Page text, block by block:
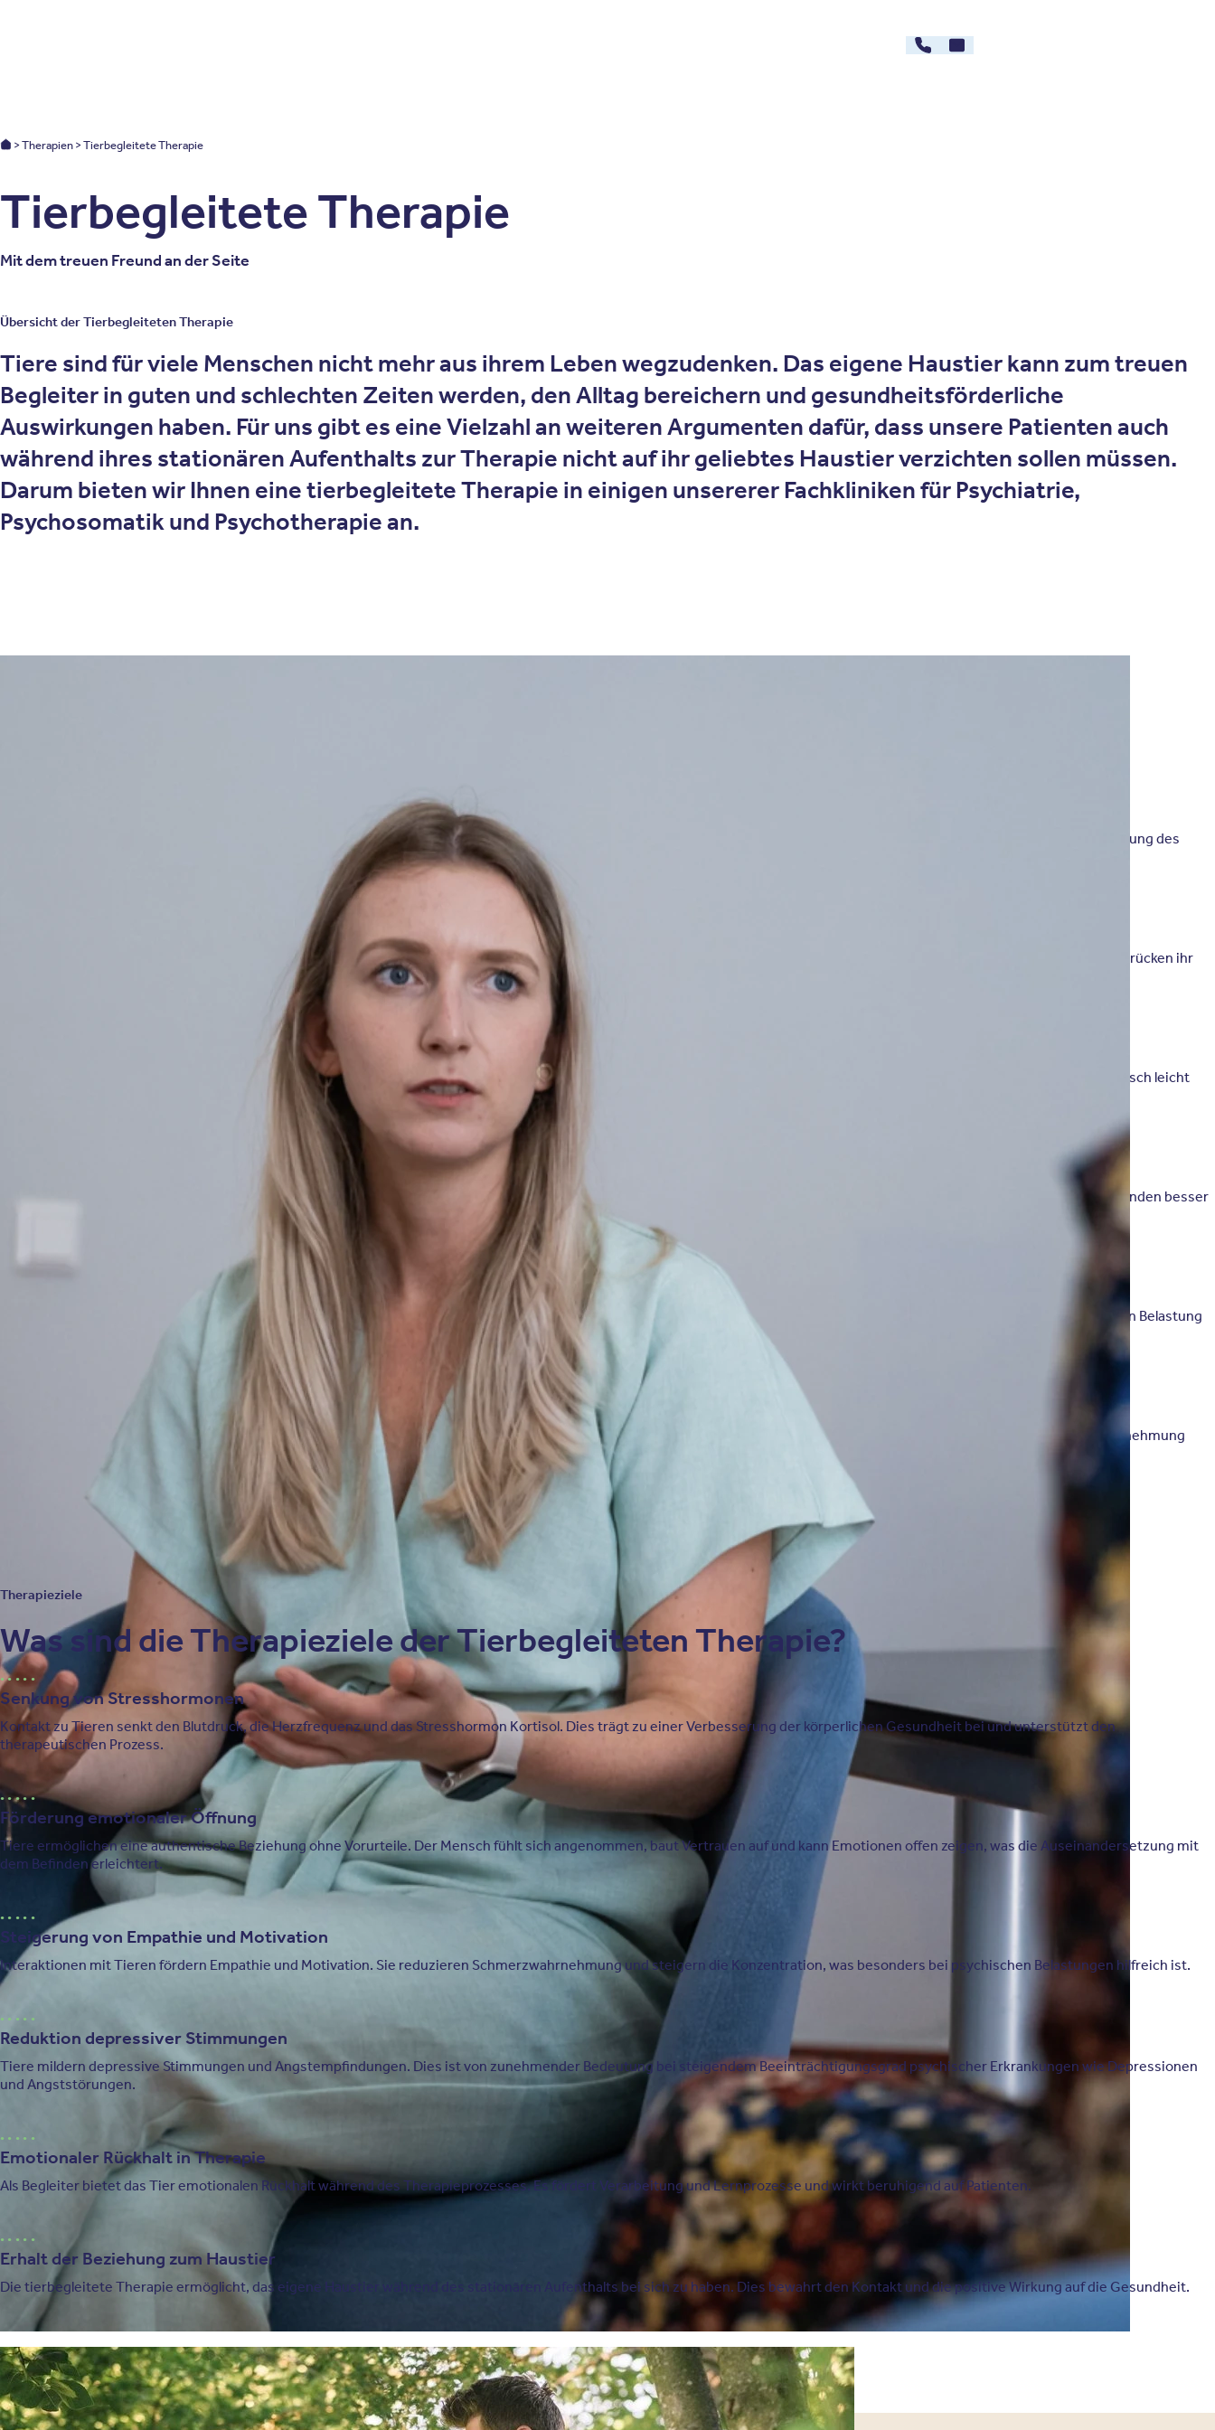
030 - 26478607
Kontakt
Oberberg Kliniken: Startseite
Therapien Tierbegleitete Therapie
Tierbegleitete Therapie
Mit dem treuen Freund an der Seite
Übersicht der Tierbegleiteten Therapie
Tiere sind für viele Menschen nicht mehr aus ihrem Leben wegzudenken. Das eigene Haustier kann zum treuen
Begleiter in guten und schlechten Zeiten werden, den Alltag bereichern und gesundheitsförderliche
Auswirkungen haben. Für uns gibt es eine Vielzahl an weiteren Argumenten dafür, dass unsere Patienten auch
während ihres stationären Aufenthalts zur Therapie nicht auf ihr geliebtes Haustier verzichten sollen müssen.
Darum bieten wir Ihnen eine tierbegleitete Therapie in einigen unsererer Fachkliniken für Psychiatrie,
Psychosomatik und Psychotherapie an.
Es konnte vielfach wissenschaftlich belegt werden, dass Kontakt zu Tieren positive Auswirkungen auf die körperliche Gesundheit des Menschen hat, wie beispielsweise eine Senkung des
Blutdrucks, der Herzfrequenz und des Stresshormons Kortisol. Tiere haben insbesondere auch auf die Psyche des Menschen gesundheitsförderliche Wirkungen.
Dies liegt unter anderem daran, dass sich der Mensch in der Beziehung zum Tier authentisch verhält. Denn Tiere bewerten uns nicht, lehren uns nonverbale Kommunikation und drücken ihr
Bedingungslose Annahme durch Tiere
Sie nehmen den Menschen bedingungslos an wie er ist, unabhängig von seinem äußerlichen Erscheinungsbild, sozialen Status und frei von Vorurteilen. Dadurch kann sich der Mensch leicht
öffnen, fühlt sich schnell angenommen und kann Vertrauen aufbauen.
Emotionale Beziehung Mensch-Tier
Dabei entsteht eine emotionale Beziehung zwischen Mensch und Tier. Im Umgang mit Tieren können sich Menschen auch durch das offene Zeigen ihrer Emotionen mit ihrem Befinden besser
Profitieren bei psychischen Belastungen
Davon profitieren insbesondere Menschen mit Depressionen und Angststörungen oder mit sozialen Belastungen. Dies ist mit steigendem Beeinträchtigungsgrad der psychischen Belastung
Psychologische Effekte der Interaktion
In Studien zeigten sich außerdem folgende positive psychologischen Effekte durch Interaktionen zwischen Mensch und Tier: Förderung von Empathie Reduktion an Schmerzwahrnehmung
Steigerung von Motivation Steigerung an Konzentration Reduktion von depressiver Stimmung Reduktion des Angstempfindens.
Therapieziele
Was sind die Therapieziele der Tierbegleiteten Therapie?
Senkung von Stresshormonen
Kontakt zu Tieren senkt den Blutdruck, die Herzfrequenz und das Stresshormon Kortisol. Dies trägt zu einer Verbesserung der körperlichen Gesundheit bei und unterstützt den
therapeutischen Prozess.
Förderung emotionaler Öffnung
Tiere ermöglichen eine authentische Beziehung ohne Vorurteile. Der Mensch fühlt sich angenommen, baut Vertrauen auf und kann Emotionen offen zeigen, was die Auseinandersetzung mit
dem Befinden erleichtert.
Steigerung von Empathie und Motivation
Interaktionen mit Tieren fördern Empathie und Motivation. Sie reduzieren Schmerzwahrnehmung und steigern die Konzentration, was besonders bei psychischen Belastungen hilfreich ist.
Reduktion depressiver Stimmungen
Tiere mildern depressive Stimmungen und Angstempfindungen. Dies ist von zunehmender Bedeutung bei steigendem Beeinträchtigungsgrad psychischer Erkrankungen wie Depressionen
und Angststörungen.
Emotionaler Rückhalt in Therapie
Als Begleiter bietet das Tier emotionalen Rückhalt während des Therapieprozesses. Es fördert Verarbeitung und Lernprozesse und wirkt beruhigend auf Patienten.
Erhalt der Beziehung zum Haustier
Die tierbegleitete Therapie ermöglicht, das eigene Haustier während des stationären Aufenthalts bei sich zu haben. Dies bewahrt den Kontakt und die positive Wirkung auf die Gesundheit.